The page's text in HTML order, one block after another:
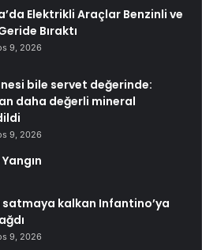
Elektrikli Araçlar Benzinli ve
Bıraktı
9, 2026
bile servet değerinde:
daha değerli mineral
9, 2026
satmaya kalkan Infantino’ya
9, 2026